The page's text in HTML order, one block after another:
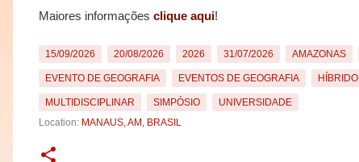
Maiores informações clique aqui!
15/09/2026 20/08/2026 2026 31/07/2026 AMAZONAS
EVENTO DE GEOGRAFIA EVENTOS DE GEOGRAFIA HÍBRIDO
MULTIDISCIPLINAR SIMPÓSIO
UNIVERSIDADE
Location: MANAUS, AM, BRASIL